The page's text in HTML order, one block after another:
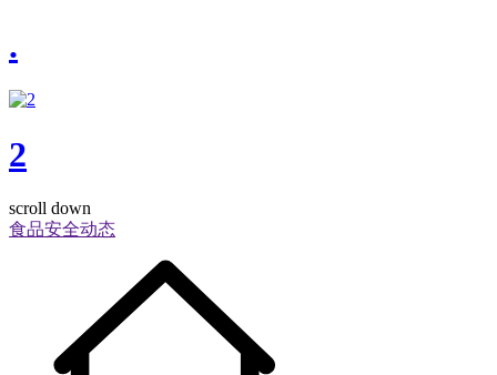
.
2
scroll down
食品安全动态